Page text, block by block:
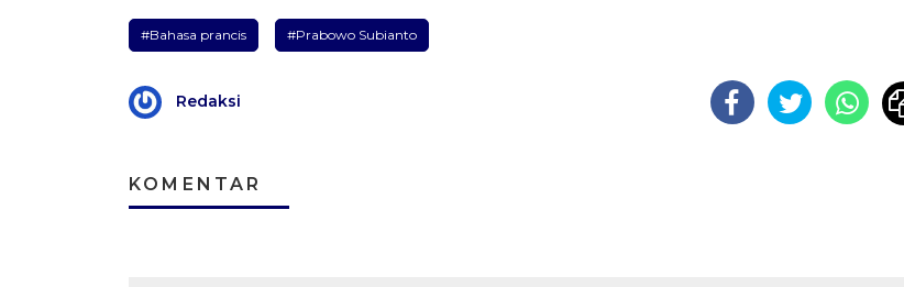
#Bahasa prancis #Prabowo Subianto
Redaksi
KOMENTAR